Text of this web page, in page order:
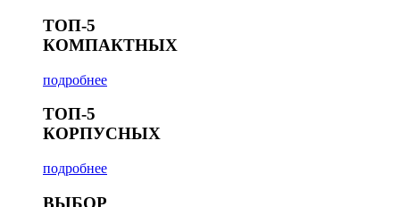
ТОП-5
КОМПАКТНЫХ
подробнее
ТОП-5
КОРПУСНЫХ
подробнее
ВЫБОР